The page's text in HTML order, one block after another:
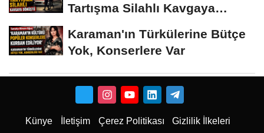
Tartışma Silahlı Kavgaya
Karaman'ın Türkülerine Bütçe
Yok, Konserlere Var
Künye İletişim Çerez Politikası Gizlilik İlkeleri